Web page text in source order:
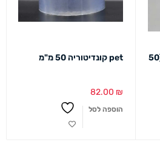
סירה מעץ גודל 21.5 ס"מ (50
pet קונדיטוריה 50 מ"מ
82.00 ₪
הוספה לסל